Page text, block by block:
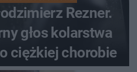
Rezner.
głos kolarstwa
ciężkiej chorobie